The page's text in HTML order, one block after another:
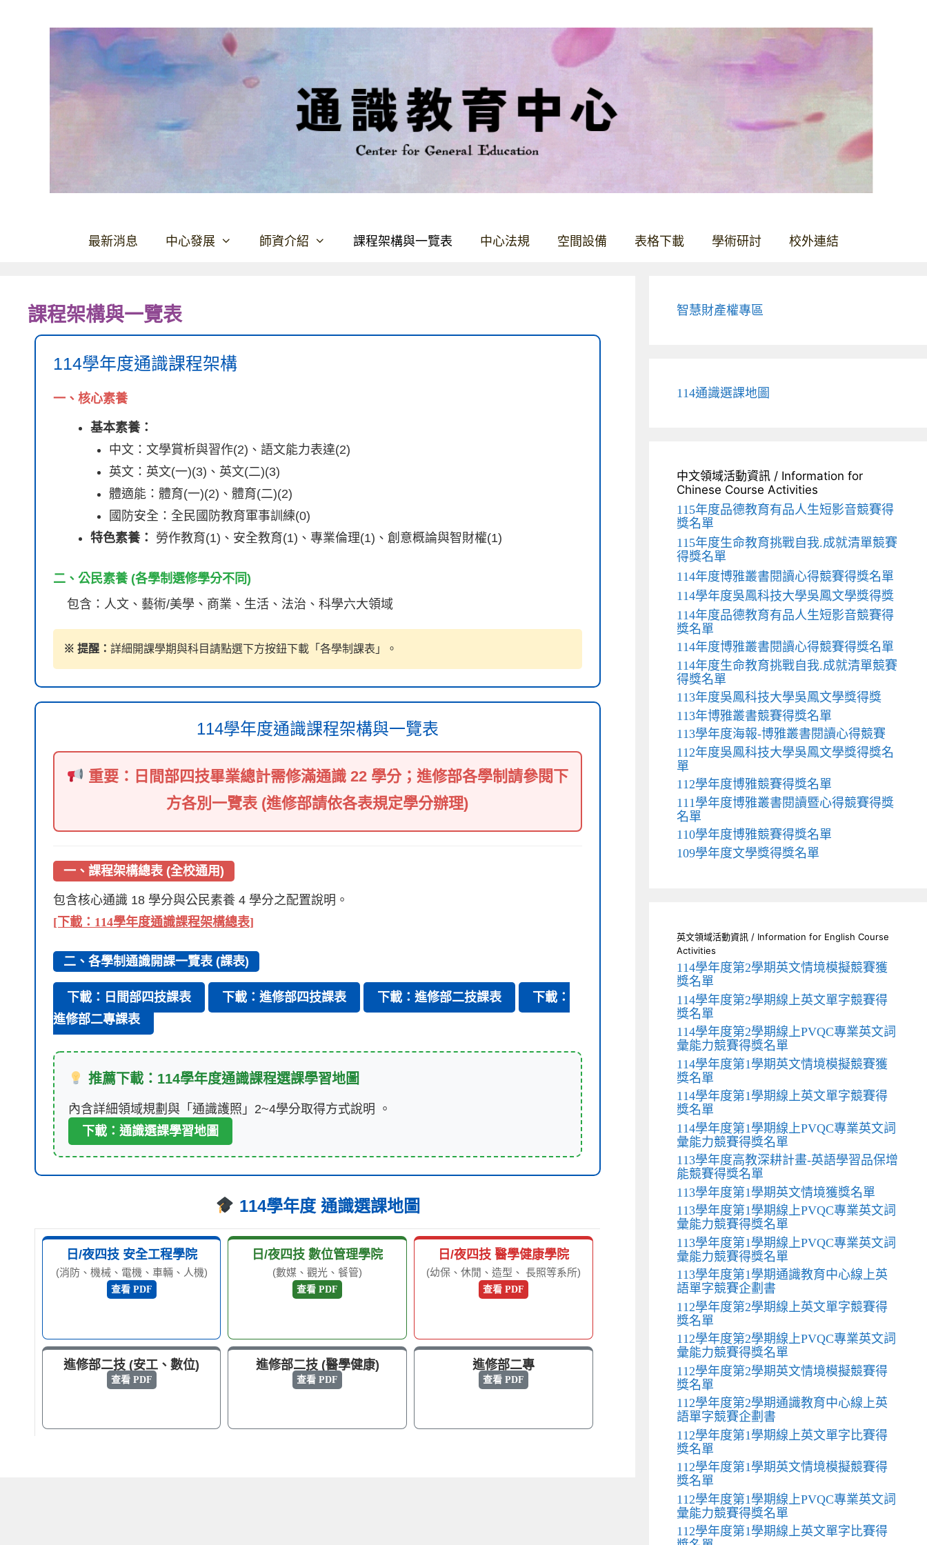
最新消息 中心發展 師資介紹 課程架構與一覽表 中心法規 空間設備 表格下載 學術研討 校外連結
課程架構與一覽表
114學年度通識課程架構
一、核心素養
基本素養：
中文：文學賞析與習作(2)、語文能力表達(2)
英文：英文(一)(3)、英文(二)(3)
體適能：體育(一)(2)、體育(二)(2)
國防安全：全民國防教育軍事訓練(0)
特色素養：
勞作教育(1)、安全教育(1)、專業倫理(1)、創意概論與智財權(1)
二、公民素養 (各學制選修學分不同)
包含：人文、藝術/美學、商業、生活、法治、科學六大領域
※ 提醒： 詳細開課學期與科目請點選下方按鈕下載「各學制課表」。
114學年度通識課程架構與一覽表
重要：日間部四技畢業總計需修滿通識 22 學分；進修部各學制請參閱下
方各別一覽表 (進修部請依各表規定學分辦理)
一、課程架構總表 (全校通用)
包含核心通識 18 學分與公民素養 4 學分之配置說明。
[下載：114學年度通識課程架構總表]
二、各學制通識開課一覽表 (課表)
下載：日間部四技課表 下載：進修部四技課表 下載：進修部二技課表
下載：
進修部二專課表
推薦下載：114學年度通識課程選課學習地圖
內含詳細領域規劃與「通識護照」2~4學分取得方式說明 。
下載：通識選課學習地圖
114學年度 通識選課地圖
日/夜四技 安全工程學院
(消防、機械、電機、車輛、人機)
查看 PDF
日/夜四技 數位管理學院
(數媒、觀光、餐管)
查看 PDF
日/夜四技 醫學健康學院
(幼保、休閒、造型、 長照等系所)
查看 PDF
進修部二技 (安工、數位)
查看 PDF
進修部二技 (醫學健康)
查看 PDF
進修部二專
查看 PDF
智慧財產權專區
114通識選課地圖
中文領域活動資訊 / Information for
Chinese Course Activities
115年度品德教育有品人生短影音競賽得
獎名單
115年度生命教育挑戰自我.成就清單競賽
得獎名單
114年度博雅叢書閱讀心得競賽得獎名單
114學年度吳鳳科技大學吳鳳文學獎得獎
114年度品德教育有品人生短影音競賽得
獎名單
114年度博雅叢書閱讀心得競賽得獎名單
114年度生命教育挑戰自我.成就清單競賽
得獎名單
113年度吳鳳科技大學吳鳳文學獎得獎
113年博雅叢書競賽得獎名單
113學年度海報-博雅叢書閱讀心得競賽
112年度吳鳳科技大學吳鳳文學獎得獎名
單
112學年度博雅競賽得獎名單
111學年度博雅叢書閱讀暨心得競賽得獎
名單
110學年度博雅競賽得獎名單
109學年度文學獎得獎名單
英文領域活動資訊 / Information for English Course
Activities
114學年度第2學期英文情境模擬競賽獲
獎名單
114學年度第2學期線上英文單字競賽得
獎名單
114學年度第2學期線上PVQC專業英文詞
彙能力競賽得獎名單
114學年度第1學期英文情境模擬競賽獲
獎名單
114學年度第1學期線上英文單字競賽得
獎名單
114學年度第1學期線上PVQC專業英文詞
彙能力競賽得獎名單
113學年度高教深耕計畫-英語學習品保增
能競賽得獎名單
113學年度第1學期英文情境獲獎名單
113學年度第1學期線上PVQC專業英文詞
彙能力競賽得獎名單
113學年度第1學期線上PVQC專業英文詞
彙能力競賽得獎名單
113學年度第1學期通識教育中心線上英
語單字競賽企劃書
112學年度第2學期線上英文單字競賽得
獎名單
112學年度第2學期線上PVQC專業英文詞
彙能力競賽得獎名單
112學年度第2學期英文情境模擬競賽得
獎名單
112學年度第2學期通識教育中心線上英
語單字競賽企劃書
112學年度第1學期線上英文單字比賽得
獎名單
112學年度第1學期英文情境模擬競賽得
獎名單
112學年度第1學期線上PVQC專業英文詞
彙能力競賽得獎名單
112學年度第1學期線上英文單字比賽得